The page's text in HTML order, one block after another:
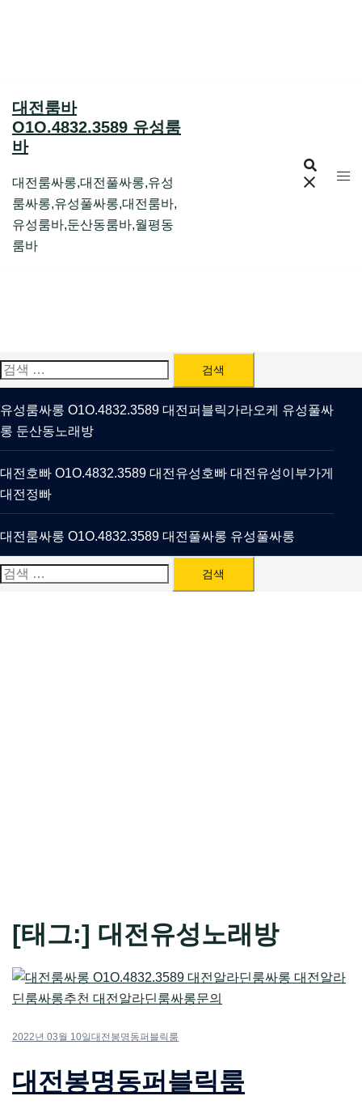
대전룸바
O1O.4832.3589 유성룸
바
대전룸싸롱,대전풀싸롱,유성
룸싸롱,유성풀싸롱,대전룸바,
유성룸바,둔산동룸바,월평동
룸바
검
색:
유성룸싸롱 O1O.4832.3589 대전퍼블릭가라오케 유성풀싸
롱 둔산동노래방
대전호빠 O1O.4832.3589 대전유성호빠 대전유성이부가게
대전정빠
대전룸싸롱 O1O.4832.3589 대전풀싸롱 유성풀싸롱
검
[태그:] 대전유성노래방
2022년 03월 10일대전봉명동퍼블릭룸
대전봉명동퍼블릭룸